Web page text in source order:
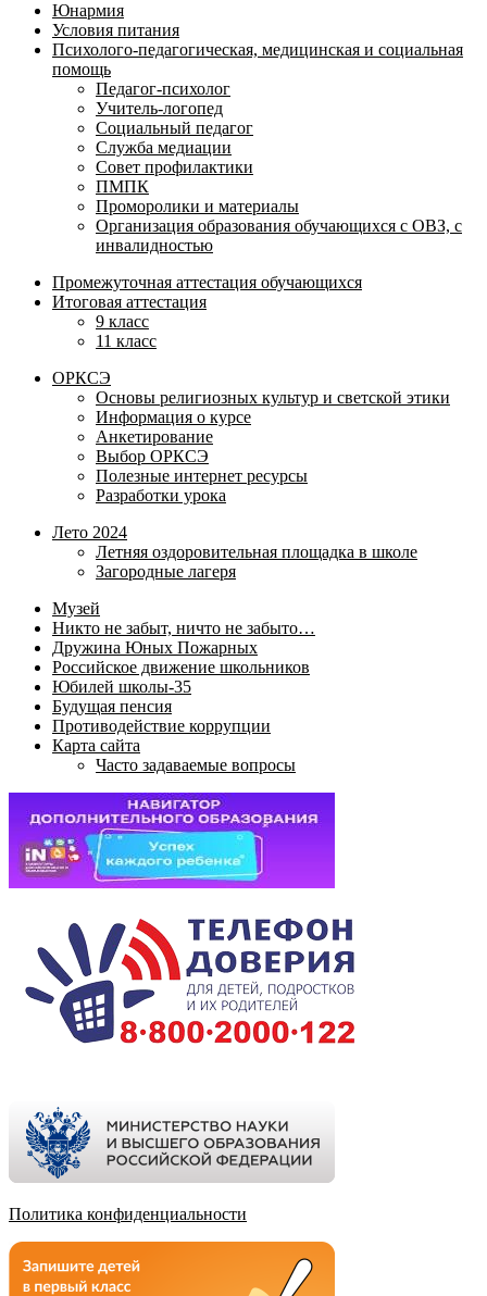
Юнармия
Условия питания
Психолого-педагогическая, медицинская и социальная
помощь
Педагог-психолог
Учитель-логопед
Социальный педагог
Служба медиации
Совет профилактики
ПМПК
Проморолики и материалы
Организация образования обучающихся с ОВЗ, с
инвалидностью
Промежуточная аттестация обучающихся
Итоговая аттестация
9 класс
11 класс
ОРКСЭ
Основы религиозных культур и светской этики
Информация о курсе
Анкетирование
Выбор ОРКСЭ
Полезные интернет ресурсы
Разработки урока
Лето 2024
Летняя оздоровительная площадка в школе
Загородные лагеря
Музей
Никто не забыт, ничто не забыто…
Дружина Юных Пожарных
Российское движение школьников
Юбилей школы-35
Будущая пенсия
Противодействие коррупции
Карта сайта
Часто задаваемые вопросы
Политика конфиденциальности